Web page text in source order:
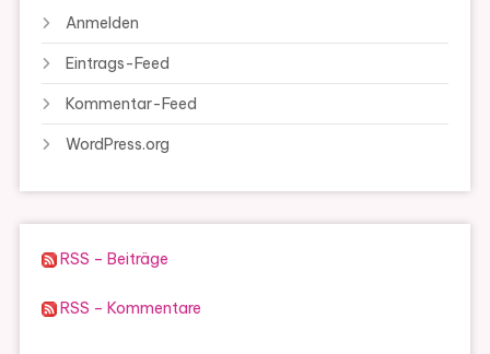
Anmelden
Eintrags-Feed
Kommentar-Feed
WordPress.org
RSS – Beiträge
RSS – Kommentare